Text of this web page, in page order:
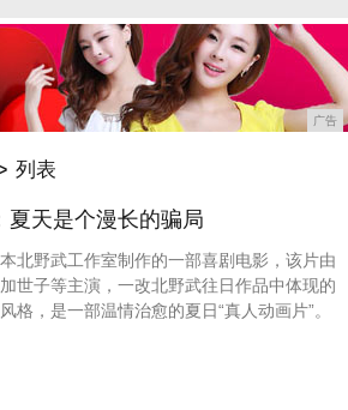
广告
列表
夏天是个漫长的骗局
北野武工作室制作的一部喜剧电影，该片由
世子等主演，一改北野武往日作品中体现的
格，是一部温情治愈的夏日“真人动画片”。